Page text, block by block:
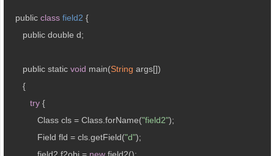
   public
class field2 {
      public double d;
      public static
void main(String args[])
      {
try {
            Class cls = Class.forName(
"field2");
            Field fld = cls.getField(
"d");
            field2 f2obj =
new field2();